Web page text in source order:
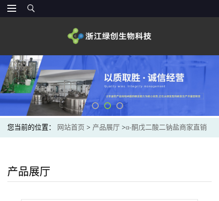
您当前的位置： 网站首页 > 产品展厅 >α-酮戊二酸二钠盐商家直销
产品展厅